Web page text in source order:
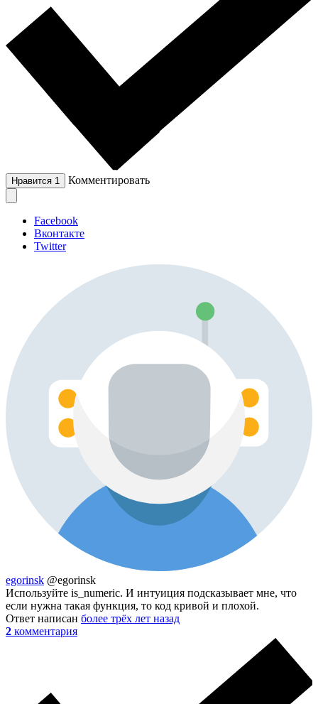
Нравится 1 Комментировать
Facebook
Вконтакте
Twitter
egorinsk @egorinsk
Используйте is_numeric. И интуиция подсказывает мне, что
если нужна такая функция, то код кривой и плохой.
Ответ написан более трёх лет назад
2 комментария